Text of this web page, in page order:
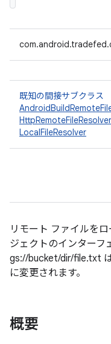
既知の間接サブクラス
HttpRemoteFileResolver
LocalFileResolver
リモート ファイルを
ジェクトのインターフ
gs://bucket/dir/file.txt
に変更されます。
概要